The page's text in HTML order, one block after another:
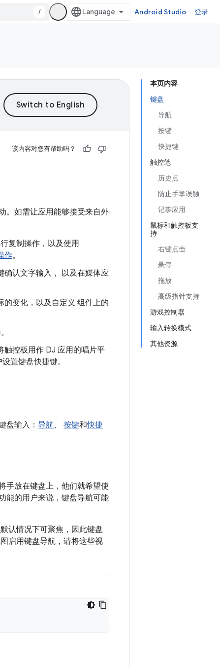
/ Android Studio 登录
本页内容
键盘
导航
按键
快捷键
触控笔
历史点
防止手掌误触
记事应用
鼠标和触控板支
持
右键点击
悬停
拖放
高级指针支持
游戏控制器
输入转换模式
其他资源
该内容对您有帮助吗？
。如需让应用能够接受来自外
复制操作，以及使用
作。
确认文字输入， 以及在媒体应
的变化，以及自定义 组件上的
触控板用作 DJ 应用的唱片平
置键盘快捷键。
盘输入： 导航、 按键和快捷
手放在键盘上，他们就希望使
能的用户来说，键盘导航可能
默认情况下可聚焦，因此键盘
启用键盘导航，请将这些视